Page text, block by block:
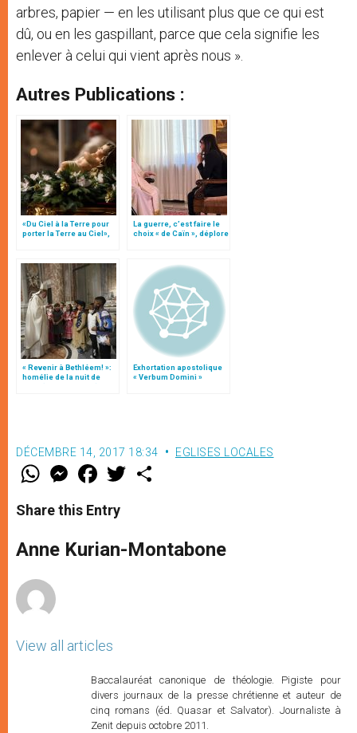
arbres, papier — en les utilisant plus que ce qui est
dû, ou en les gaspillant, parce que cela signifie les
enlever à celui qui vient après nous ».
Autres Publications :
«Du Ciel à la Terre pour
porter la Terre au Ciel»,
La guerre, c’est faire le
choix « de Caïn », déplore
« Revenir à Bethléem! »:
homélie de la nuit de
Noël (texte complet)
Exhortation apostolique
« Verbum Domini »
DÉCEMBRE 14, 2017 18:34 EGLISES LOCALES
W
t
s
p
p
M
e
s
e
g
e
F
a
e
b
o
k
w
r
Share this Entry
Anne Kurian-Montabone
View all articles
Baccalauréat canonique de théologie. Pigiste pour
divers journaux de la presse chrétienne et auteur de
cinq romans (éd. Quasar et Salvator). Journaliste à
Zenit depuis octobre 2011.